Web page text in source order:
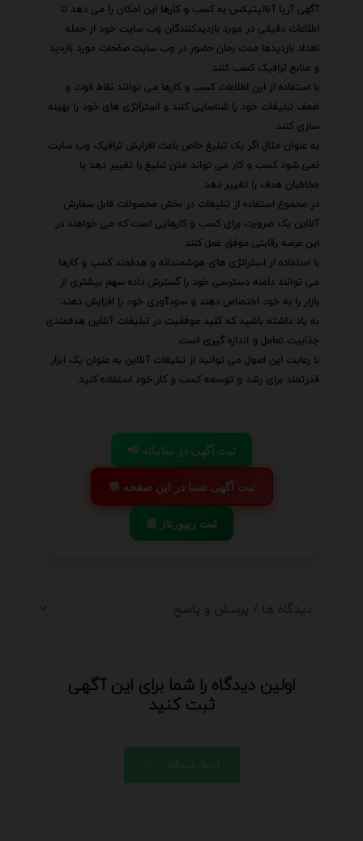
آگهی آریا آنالیتیکس به کسب و کارها این امکان را می دهد تا
اطلاعات دقیقی در مورد بازدیدکنندگان وب سایت خود از جمله
تعداد بازدیدها مدت زمان حضور در وب سایت صفحات مورد بازدید
و منابع ترافیک کسب کنند.
با استفاده از این اطلاعات کسب و کارها می توانند نقاط قوت و
ضعف تبلیغات خود را شناسایی کنند و استراتژی های خود را بهینه
سازی کنند.
به عنوان مثال اگر یک تبلیغ خاص باعث افزایش ترافیک وب سایت
نمی شود کسب و کار می تواند متن تبلیغ را تغییر دهد یا
مخاطبان هدف را تغییر دهد.
در مجموع استفاده از تبلیغات در بخش محصولات قابل سفارش
آنلاین یک ضرورت برای کسب و کارهایی است که می خواهند در
این عرصه رقابتی موفق عمل کنند.
با استفاده از استراتژی های هوشمندانه و هدفمند کسب و کارها
می توانند دامنه دسترسی خود را گسترش داده سهم بیشتری از
بازار را به خود اختصاص دهند و سودآوری خود را افزایش دهند.
به یاد داشته باشید که کلید موفقیت در تبلیغات آنلاین هدفمندی
جذابیت تعامل و اندازه گیری است.
با رعایت این اصول می توانید از تبلیغات آنلاین به عنوان یک ابزار
قدرتمند برای رشد و توسعه کسب و کار خود استفاده کنید.
📢 ثبت آگهی در سامانه
💬 ثبت آگهی شما در این صفحه
📰 ثبت ریپورتاژ
دیدگاه ها / پرسش و پاسخ
اولین دیدگاه را شما برای این آگهی
ثبت کنید
ارسال دیدگاه